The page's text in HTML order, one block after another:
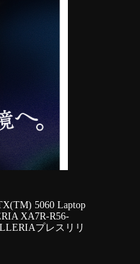
5060 Laptop
XA7R-R56-
プレスリリ